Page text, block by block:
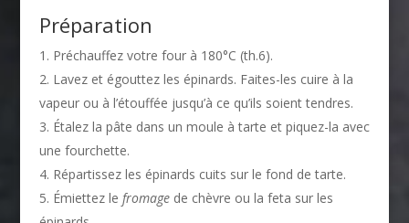
Préparation
Préchauffez votre four à 180°C (th.6).
Lavez et égouttez les épinards. Faites-les cuire à la
vapeur ou à l’étouffée jusqu’à ce qu’ils soient tendres.
Étalez la pâte dans un moule à tarte et piquez-la avec
une fourchette.
Répartissez les épinards cuits sur le fond de tarte.
Émiettez le fromagede chèvre ou la feta sur les